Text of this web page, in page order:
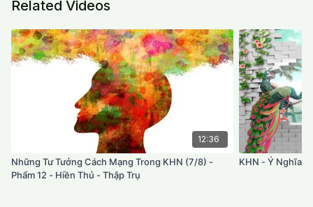
Related Videos
12:36
Những Tư Tưởng Cách Mạng Trong KHN (7/8) -
Phẩm 12 - Hiền Thủ - Thập Trụ
KHN - Ý Nghĩa